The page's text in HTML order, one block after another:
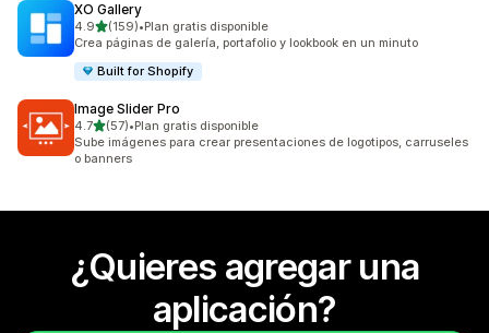
XO Gallery
4.9de 5 estrellas
(159)
159 reseñas en total
•Plan gratis disponible
Crea páginas de galería, portafolio y lookbook en un minuto
Built for Shopify
Image Slider Pro
4.7de 5 estrellas
(57)
57 reseñas en total
•Plan gratis disponible
Sube imágenes para crear presentaciones de logotipos, carruseles
o banners
¿Quieres agregar una
aplicación?